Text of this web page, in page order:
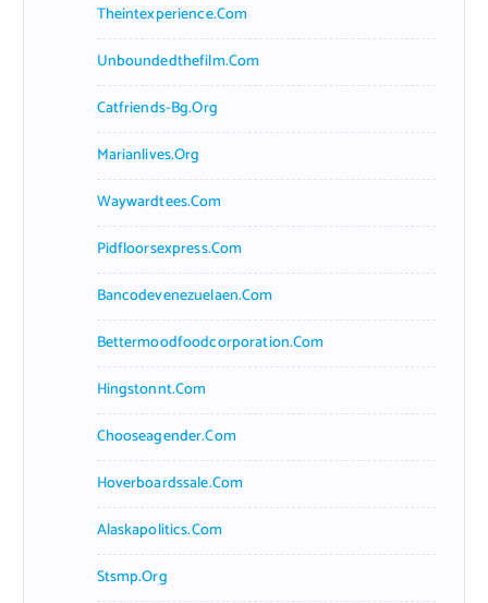
Theintexperience.com
Unboundedthefilm.com
Catfriends-Bg.org
Marianlives.org
Waywardtees.com
Pidfloorsexpress.com
Bancodevenezuelaen.com
Bettermoodfoodcorporation.com
Hingstonnt.com
Chooseagender.com
Hoverboardssale.com
Alaskapolitics.com
Stsmp.org